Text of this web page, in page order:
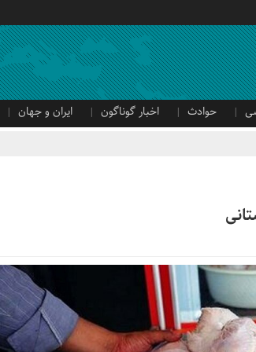
حوادث اخبار گوناگون ایران و جهان